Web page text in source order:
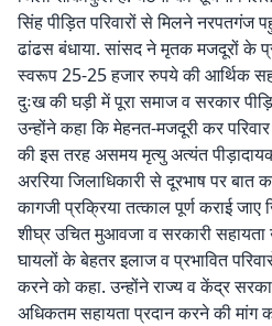
सिंह पीड़ित परिवारों से मिलने नरपतगंज
ढांढस बंधाया. सांसद ने मृतक मजदूरों के
स्वरूप 25-25 हजार रुपये की आर्थिक
दुःख की घड़ी में पूरा समाज व सरकार
उन्होंने कहा कि मेहनत-मजदूरी कर
की इस तरह असमय मृत्यु अत्यंत
अररिया जिलाधिकारी से दूरभाष पर बात
कागजी प्रक्रिया तत्काल पूर्ण कराई
शीघ्र उचित मुआवजा व सरकारी
घायलों के बेहतर इलाज व प्रभावित
करने को कहा. उन्होंने राज्य व केंद्र
अधिकतम सहायता प्रदान करने की मांग